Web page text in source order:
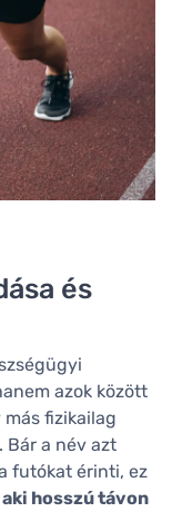
és
azok között
fizikailag
Bár a név azt
futókat érinti, ez
hosszú távon